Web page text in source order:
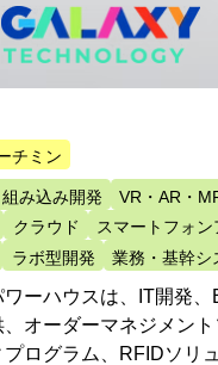
チミン
み込み開発
VR・AR・
クラウド
スマートフォ
ラボ型開発 業務・基幹シ
ーハウスは、IT開発、
オーダーマネジメン
ログラム、RFIDソリ